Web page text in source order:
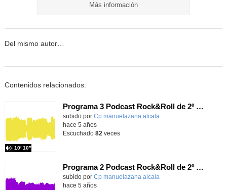
Más información
Del mismo autor…
Contenidos relacionados:
Programa 3 Podcast Rock&Roll de 2º EP Curso 2020/21
Contenido educativo.
subido por Cp manuelazana alcala
10′ 10″
hace 5 años
Escuchado 82 veces
Programa 2 Podcast Rock&Roll de 2º EP Curso 2020/21
Contenido educativo.
subido por Cp manuelazana alcala
hace 5 años